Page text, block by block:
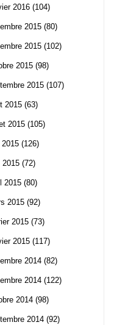
2016 (104)
2015 (80)
2015 (102)
2015 (98)
2015 (107)
2015 (63)
2015 (105)
(126)
2015 (72)
2015 (80)
2015 (92)
2015 (73)
2015 (117)
2014 (82)
2014 (122)
2014 (98)
2014 (92)